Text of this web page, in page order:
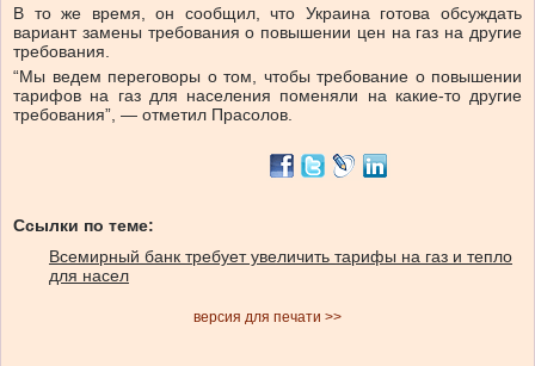
В то же время, он сообщил, что Украина готова обсуждать
вариант замены требования о повышении цен на газ на другие
требования.
“Мы ведем переговоры о том, чтобы требование о повышении
тарифов на газ для населения поменяли на какие-то другие
требования”, — отметил Прасолов.
Ссылки по теме:
Всемирный банк требует увеличить тарифы на газ и тепло
для насел
версия для печати >>